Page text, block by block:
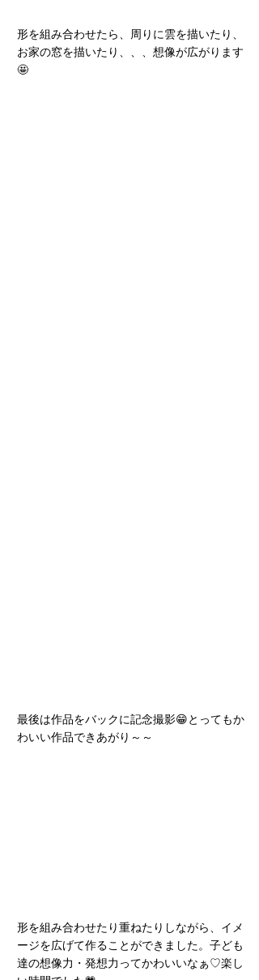
形を組み合わせたら、周りに雲を描いたり、
お家の窓を描いたり、、、想像が広がります
🤩
最後は作品をバックに記念撮影😁とってもか
わいい作品できあがり～～
形を組み合わせたり重ねたりしながら、イメ
ージを広げて作ることができました。子ども
達の想像力・発想力ってかわいいなぁ♡楽し